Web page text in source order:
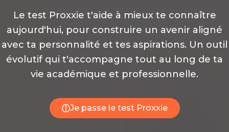
Le test Proxxie t'aide à mieux te connaître
aujourd'hui, pour construire un avenir aligné
avec ta personnalité et tes aspirations. Un outil
évolutif qui t'accompagne tout au long de ta
vie académique et professionnelle.
Je passe le test Proxxie